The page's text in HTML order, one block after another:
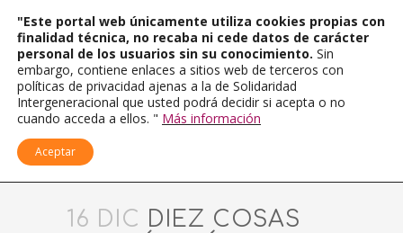
16 DIC DIEZ COSAS
"Este portal web únicamente utiliza cookies propias con
finalidad técnica, no recaba ni cede datos de carácter
personal de los usuarios sin su conocimiento. Sin
embargo, contiene enlaces a sitios web de terceros con
políticas de privacidad ajenas a la de Solidaridad
Intergeneracional que usted podrá decidir si acepta o no
cuando acceda a ellos. " Más información
Aceptar